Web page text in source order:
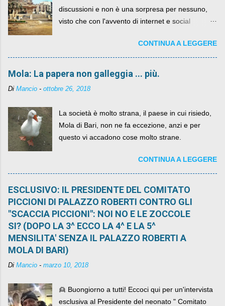
discussioni e non è una sorpresa per nessuno,
visto che con l'avvento di internet e social
sua lasciandone anche traccia scritta nel web.
CONTINUA A LEGGERE
Mola: La papera non galleggia ... più.
Di Mancio - ottobre 26, 2018
La società è molto strana, il paese in cui risiedo,
Mola di Bari, non ne fa eccezione, anzi e per
questo vi accadono cose molto strane.
CONTINUA A LEGGERE
ESCLUSIVO: IL PRESIDENTE DEL COMITATO
PICCIONI DI PALAZZO ROBERTI CONTRO GLI
"SCACCIA PICCIONI": NOI NO E LE ZOCCOLE
SI? (DOPO LA 3^ ECCO LA 4^ E LA 5^
MENSILITA' SENZA IL PALAZZO ROBERTI A
MOLA DI BARI)
Di Mancio - marzo 10, 2018
👱 Buongiorno a tutti! Eccoci qui per un'intervista
esclusiva al Presidente del neonato " Comitato